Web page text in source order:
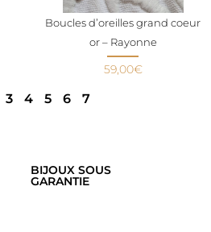
Boucles d’oreilles grand coeur
or – Rayonne
59,00€
3 4 5 6 7
BIJOUX SOUS
GARANTIE